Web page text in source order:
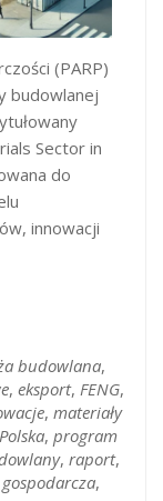
(PARP)
budowlanej
Sector in
do
innowacji
budowlana,
, eksport, FENG,
, materiały
Polska, program
, raport,
,